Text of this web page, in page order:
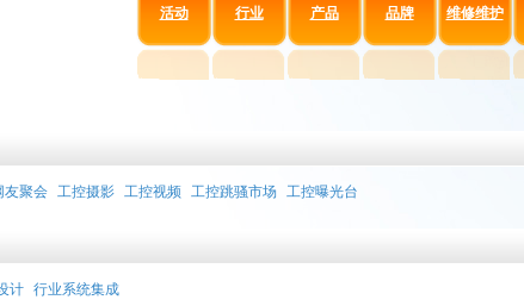
活动 行业 产品 品牌 维修维护
友聚会 工控摄影 工控视频 工控跳骚市场 工控曝光台
计 行业系统集成